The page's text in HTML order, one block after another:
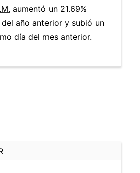
aumentó un 21.69%
año anterior y subió un
día del mes anterior.